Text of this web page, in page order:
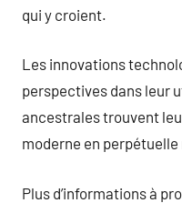
qui y croient.
Les innovations
perspectives dans leur
ancestrales trouvent
moderne en
Plus d’informations à